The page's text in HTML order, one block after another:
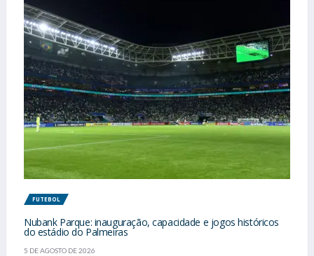
FUTEBOL
Nubank Parque: inauguração, capacidade e jogos históricos
do estádio do Palmeiras
5 DE AGOSTO DE 2026